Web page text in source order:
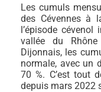
Les cumuls
des Cévennes à
l’épisode
vallée du
Dijonnais, les
normale, avec un
70 %. C’est tout
depuis mars 2022